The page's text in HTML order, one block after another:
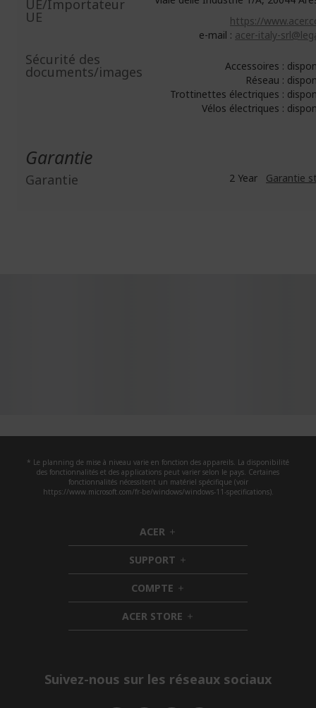
UE/Importateur
UE
https://
e-mail : acer-italy-
Sécurité des
documents/images
Accessoires :
Réseau :
Trottinettes électriques :
Vélos électriques :
Garantie
Garantie 2 Year Garantie
* Le planning de mise à niveau varie en fonction des appareils. La disponibilité
des fonctionnalités et des applications peut varier selon le pays. Certaines
fonctionnalités nécessitent un matériel spécifique (voir
https://www.microsoft.com/fr-be/windows/windows-11-specifications).
ACER h
i
d
d
e
n
SUPPORT h
i
d
d
e
n
COMPTE h
i
d
d
ACER STORE h
i
e
Suivez-nous sur les réseaux sociaux